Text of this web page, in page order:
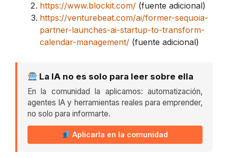
https://www.blockit.com/ (fuente adicional)
https://venturebeat.com/ai/former-sequoia-
partner-launches-ai-startup-to-transform-
calendar-management/ (fuente adicional)
La IA no es solo para leer sobre ella
En la comunidad la aplicamos: automatización,
agentes IA y herramientas reales para emprender,
no solo para informarte.
Aplicarla en la comunidad